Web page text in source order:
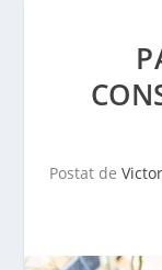
Postat de